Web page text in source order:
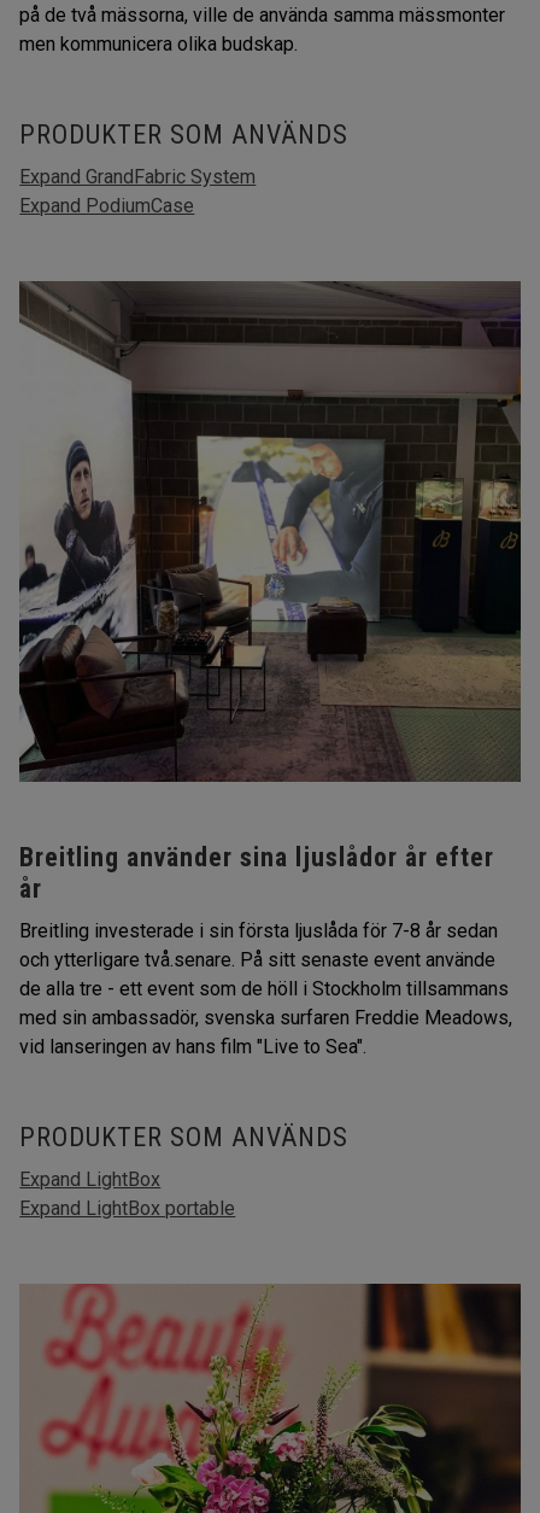
på de två mässorna, ville de använda samma mässmonter
men kommunicera olika budskap.
PRODUKTER SOM ANVÄNDS
Expand GrandFabric System
Expand PodiumCase
Breitling använder sina ljuslådor år efter
år
Breitling investerade i sin första ljuslåda för 7-8 år sedan
och ytterligare två.senare. På sitt senaste event använde
de alla tre - ett event som de höll i Stockholm tillsammans
med sin ambassadör, svenska surfaren Freddie Meadows,
vid lanseringen av hans film "Live to Sea".
PRODUKTER SOM ANVÄNDS
Expand LightBox
Expand LightBox portable